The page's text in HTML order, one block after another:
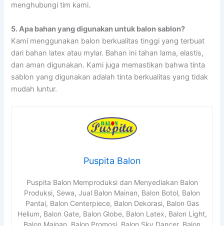
menghubungi tim kami.
5. Apa bahan yang digunakan untuk balon sablon?
Kami menggunakan balon berkualitas tinggi yang terbuat
dari bahan latex atau mylar. Bahan ini tahan lama, elastis,
dan aman digunakan. Kami juga memastikan bahwa tinta
sablon yang digunakan adalah tinta berkualitas yang tidak
mudah luntur.
Puspita Balon
Puspita Balon Memproduksi dan Menyediakan Balon
Produksi, Sewa, Jual Balon Mainan, Balon Botol, Balon
Pantai, Balon Centerpiece, Balon Dekorasi, Balon Gas
Helium, Balon Gate, Balon Globe, Balon Latex, Balon Light,
Balon Mainan, Balon Promosi, Balon Sky Dancer, Balon